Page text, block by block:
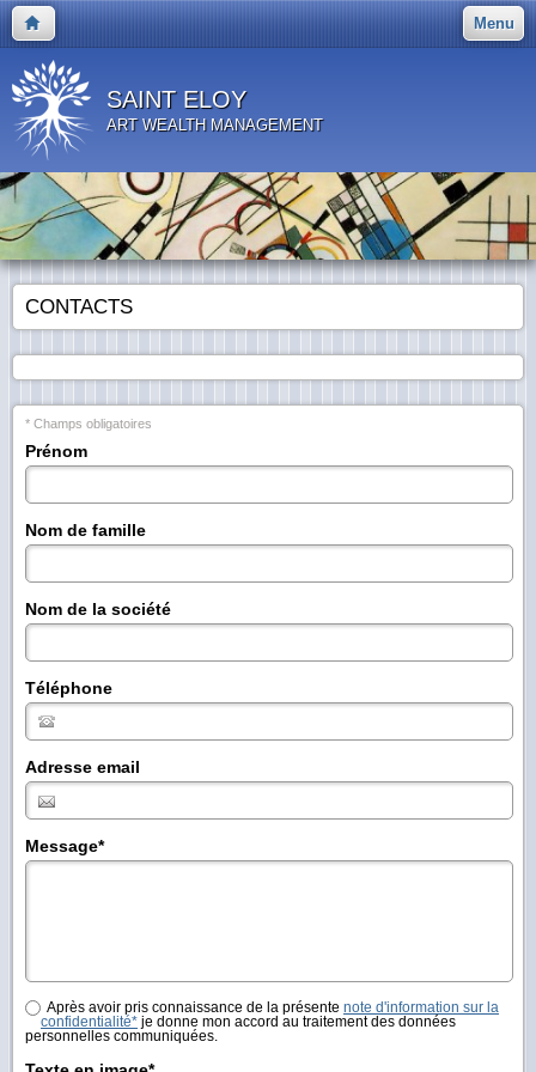
Menu
SAINT ELOY
ART WEALTH MANAGEMENT
CONTACTS
* Champs obligatoires
Prénom
Nom de famille
Nom de la société
Téléphone
Adresse email
Message*
Après avoir pris connaissance de la présente note d'information sur la
confidentialité* je donne mon accord au traitement des données
personnelles communiquées.